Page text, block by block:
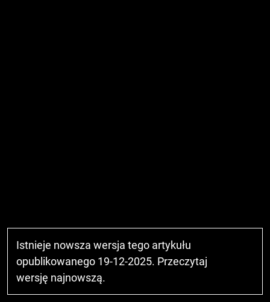
Istnieje nowsza wersja tego artykułu
opublikowanego 19-12-2025. Przeczytaj
wersję najnowszą.